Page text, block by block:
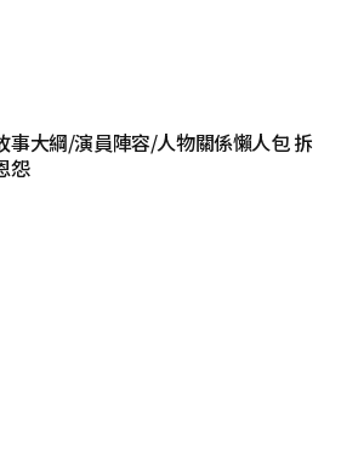
事大綱/演員陣容/人物關係懶人包 拆
怨